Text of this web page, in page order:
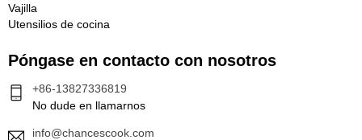
Vajilla
Utensilios de cocina
Póngase en contacto con nosotros
+86-13827336819
No dude en llamarnos
info@chancescook.com